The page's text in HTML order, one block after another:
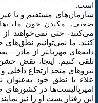
است.
سازمان‌های مستقیم و یا
ضعیف، مکیدن خون
می‌کنند- حتی نمی‌خواهند
کنند. ما نمی‌توانیم
دایه‌های مهربانتر از مادر _
تلقی کنیم. اینجا، نقض
نیروهای متحد ارتجاع
علاء با نطق خود
امیرپالیست‌ها در
این رفتار پست او را نیز